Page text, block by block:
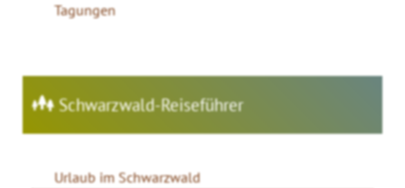
Tagungen
Schwarzwald-Reiseführer
Urlaub im Schwarzwald